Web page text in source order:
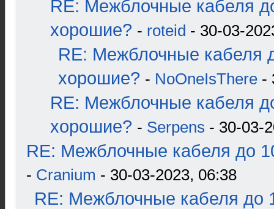
RE: Межблочные кабеля
хорошие? - roteid - 30-03-
RE: Межблочные кабеля
хорошие? - NoOneIsThere -
RE: Межблочные кабеля
хорошие? - Serpens - 30-03-
RE: Межблочные кабеля до
- Cranium - 30-03-2023, 06:38
RE: Межблочные кабеля до